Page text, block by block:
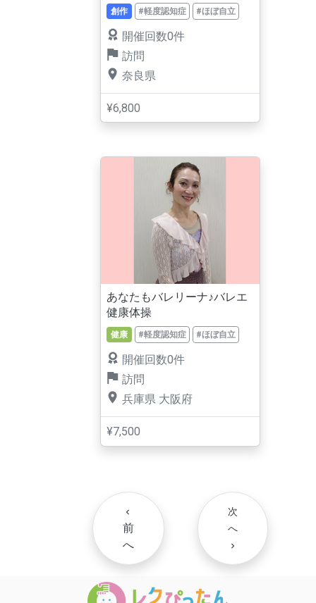
創作 #軽度認知症 #ほぼ自立
開催回数0件
訪問
奈良県
¥6,800
あなたもバレリーナ♪バレエ
健康体操
健康 #軽度認知症 #ほぼ自立
開催回数0件
訪問
兵庫県 大阪府
¥7,500
navigate_before
前
へ
次
へ
navigate_next